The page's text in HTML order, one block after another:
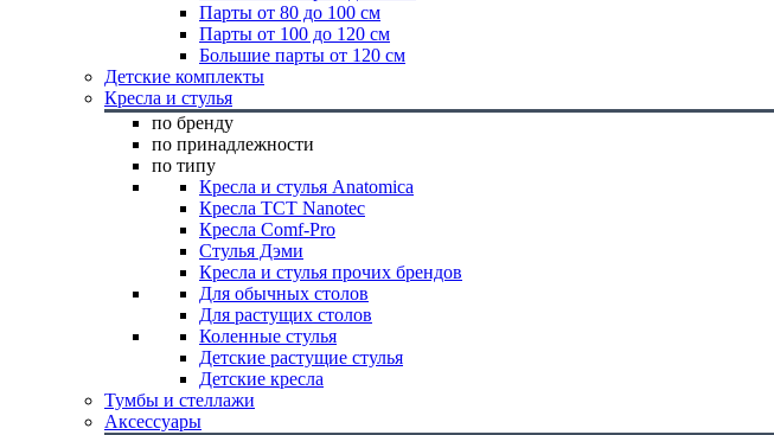
Парты от 80 до 100 см
Парты от 100 до 120 см
Большие парты от 120 см
Детские комплекты
Кресла и стулья
по бренду
по принадлежности
по типу
Кресла и стулья Anatomica
Кресла TCT Nanotec
Кресла Comf-Pro
Стулья Дэми
Кресла и стулья прочих брендов
Для обычных столов
Для растущих столов
Коленные стулья
Детские растущие стулья
Детские кресла
Тумбы и стеллажи
Аксессуары